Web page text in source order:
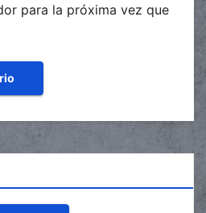
para la próxima vez que